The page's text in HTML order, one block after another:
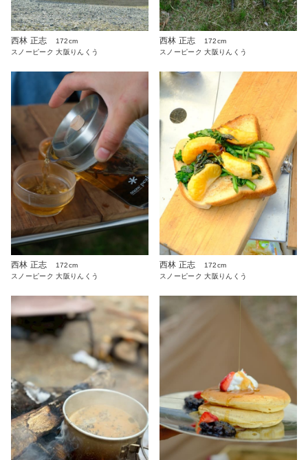
西林 正志
172cm
スノーピーク 大阪りんくう
西林 正志
172cm
スノーピーク 大阪りんくう
西林 正志
172cm
スノーピーク 大阪りんくう
西林 正志
172cm
スノーピーク 大阪りんくう